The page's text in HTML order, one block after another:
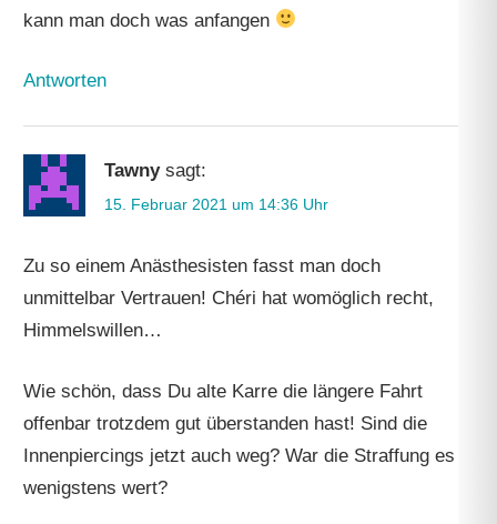
kann man doch was anfangen
Antworten
Tawny sagt:
15. Februar 2021 um 14:36 Uhr
Zu so einem Anästhesisten fasst man doch
unmittelbar Vertrauen! Chéri hat womöglich recht,
Himmelswillen…
Wie schön, dass Du alte Karre die längere Fahrt
offenbar trotzdem gut überstanden hast! Sind die
Innenpiercings jetzt auch weg? War die Straffung es
wenigstens wert?